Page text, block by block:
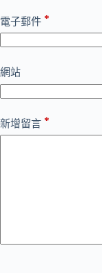
電子郵件 *
網站
新增留言 *